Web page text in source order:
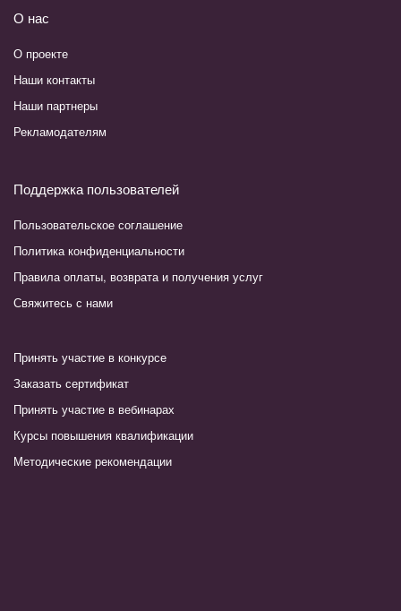
О нас
О проекте
Наши контакты
Наши партнеры
Рекламодателям
Поддержка пользователей
Пользовательское соглашение
Политика конфиденциальности
Правила оплаты, возврата и получения услуг
Свяжитесь с нами
Принять участие в конкурсе
Заказать сертификат
Принять участие в вебинарах
Курсы повышения квалификации
Методические рекомендации